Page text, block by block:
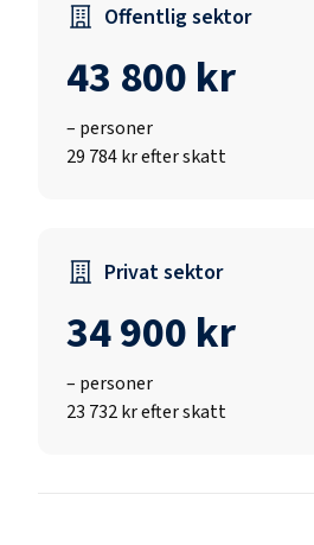
Offentlig sektor
43 800 kr
– personer
29 784 kr efter skatt
Privat sektor
34 900 kr
– personer
23 732 kr efter skatt